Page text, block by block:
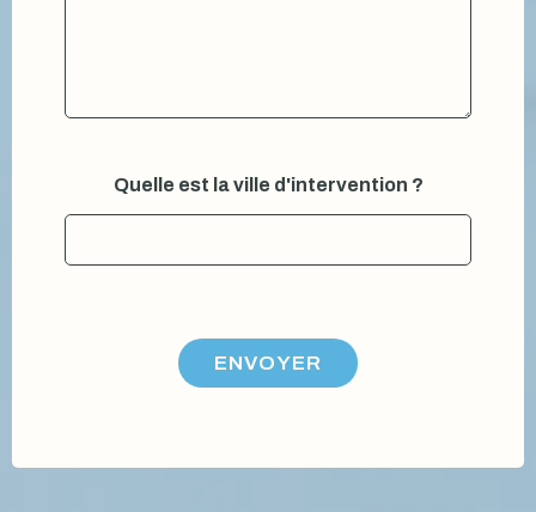
e
Quelle est la ville d'intervention ?
ENVOYER